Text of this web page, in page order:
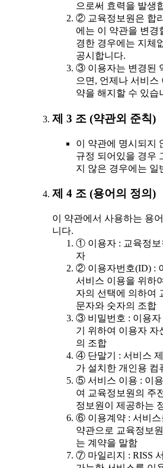
으로써 효력을 발생
② 교육정보원은 합
에는 이 약관을 변경
경한 경우에는 지체
공시합니다.
③ 이용자는 변경된
으면, 언제나 서비스
약을 해지할 수 있습
제 3 조 (약관외 준칙)
이 약관에 명시되지
규정 되어있을 경우
지 않은 경우에는 일
제 4 조 (용어의 정의)
이 약관에서 사용하는 용
니다.
① 이용자 : 교육정보
자
② 이용자번호(ID) :
서비스 이용을 위하
자의 선택에 의하여
문자와 숫자의 조합
③ 비밀번호 : 이용자
기 위하여 이용자 자
의 조합
④ 단말기 : 서비스
가 설치한 개인용 컴
⑤ 서비스 이용 : 이
여 교육정보원의 주
정보원이 제공하는
⑥ 이용계약 : 서비스
약관으로 교육정보
는 계약을 말함
⑦ 마일리지 : RISS